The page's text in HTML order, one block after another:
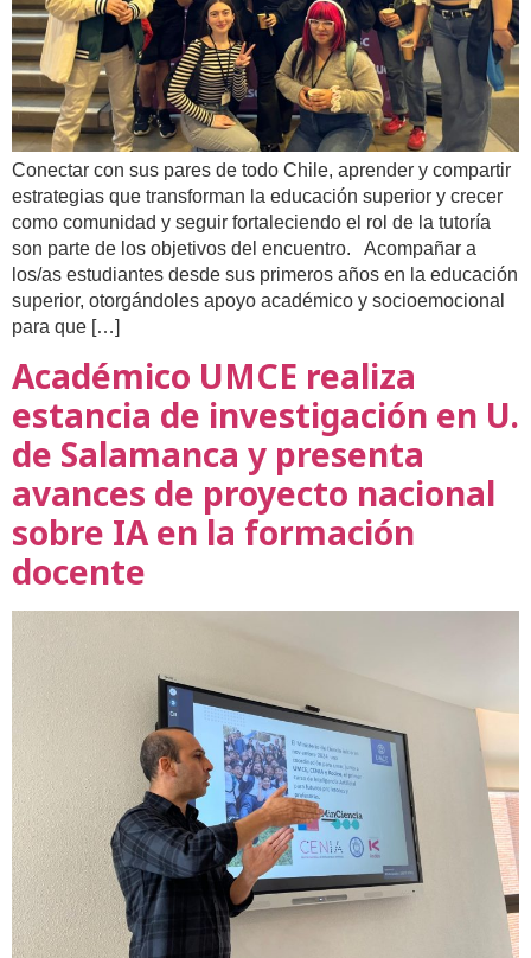
Conectar con sus pares de todo Chile, aprender y compartir
estrategias que transforman la educación superior y crecer
como comunidad y seguir fortaleciendo el rol de la tutoría
son parte de los objetivos del encuentro. Acompañar a
los/as estudiantes desde sus primeros años en la educación
superior, otorgándoles apoyo académico y socioemocional
para que […]
Académico UMCE realiza
estancia de investigación en U.
de Salamanca y presenta
avances de proyecto nacional
sobre IA en la formación
docente